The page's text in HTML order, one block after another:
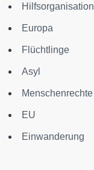
Hilfsorganisation
Europa
Flüchtlinge
Asyl
Menschenrechte
EU
Einwanderung